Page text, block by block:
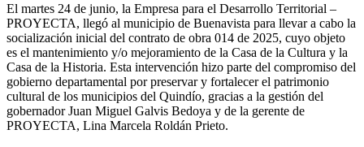
El martes 24 de junio, la Empresa para el Desarrollo Territorial –
PROYECTA, llegó al municipio de Buenavista para llevar a cabo la
socialización inicial del contrato de obra 014 de 2025, cuyo objeto
es el mantenimiento y/o mejoramiento de la Casa de la Cultura y la
Casa de la Historia. Esta intervención hizo parte del compromiso del
gobierno departamental por preservar y fortalecer el patrimonio
cultural de los municipios del Quindío, gracias a la gestión del
gobernador Juan Miguel Galvis Bedoya y de la gerente de
PROYECTA, Lina Marcela Roldán Prieto.